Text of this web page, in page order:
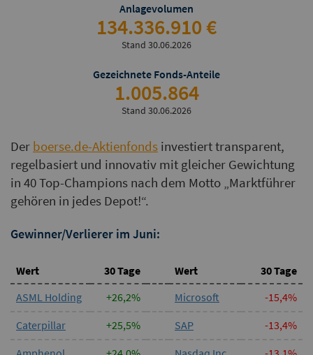
Anlagevolumen
134.336.910 €
Stand 30.06.2026
Gezeichnete Fonds-Anteile
1.005.864
Stand 30.06.2026
Der boerse.de-Aktienfonds investiert transparent,
regelbasiert und innovativ mit gleicher Gewichtung
in 40 Top-Champions nach dem Motto „Marktführer
gehören in jedes Depot!“.
Gewinner/Verlierer im Juni:
Wert 30 Tage Wert
30 Tage
ASML Holding
+26,2% Microsoft
-15,4%
Caterpillar
+25,5% SAP
-13,4%